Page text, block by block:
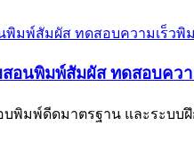
อนพิมพ์สัมผัส ทดสอบคว
อบพิมพ์ดีดมาตรฐาน และระบ